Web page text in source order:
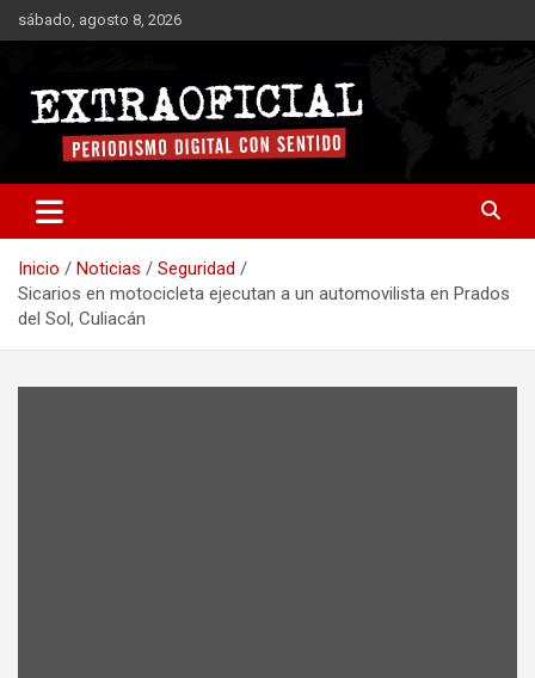
Saltar
al
sábado, agosto 8, 2026
Extraoficial
Inicio Noticias
Seguridad
Sicarios en motocicleta ejecutan a un automovilista en Prados
del Sol, Culiacán